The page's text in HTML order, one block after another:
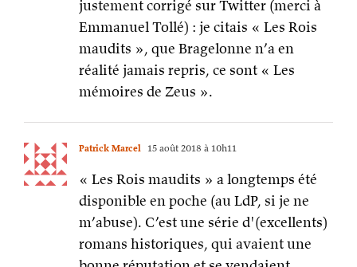
justement corrigé sur Twitter (merci à
Emmanuel Tollé) : je citais « Les Rois
maudits », que Bragelonne n’a en
réalité jamais repris, ce sont « Les
mémoires de Zeus ».
Patrick Marcel 15 août 2018 à 10h11
« Les Rois maudits » a longtemps été
disponible en poche (au LdP, si je ne
m’abuse). C’est une série d'(excellents)
romans historiques, qui avaient une